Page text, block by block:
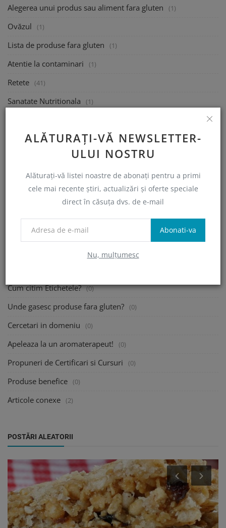
ALĂTURAȚI-VĂ NEWSLETTER-
ULUI NOSTRU
Alăturați-vă listei noastre de abonați pentru a primi
cele mai recente știri, actualizări și oferte speciale
direct în căsuța dvs. de e-mail
Abonati-va
Nu, mulțumesc
Alegerea unui produs sau aliment fara gluten (1)
Ovăzul (1)
Lista de produse fara gluten (1)
Atentie la contaminari (1)
Retete (41)
Sanatate Nutritionala (1)
Mananca la Restaurant (1)
Ajutor financiar Guvernamental (1)
Semnalați un produs sau restaurant non-conform
Webinarii si informatii utile
(0)
Cum citim Etichetele? (0)
Unde gasesc produse fara gluten? (0)
Cercetari in domeniu (0)
Apeleaza la un aromaterapeut! (0)
Propuneri de Certificari si Cursuri (0)
Produse benefice (0)
Articole conexe (2)
POSTĂRI ALEATORII